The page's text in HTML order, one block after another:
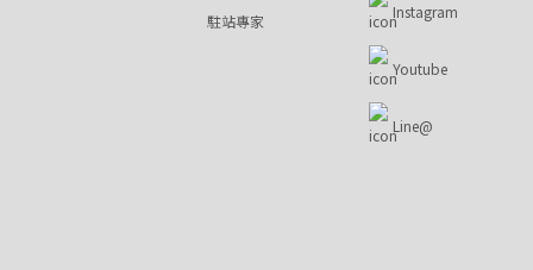
駐站專家
Instagram
Youtube
Line@